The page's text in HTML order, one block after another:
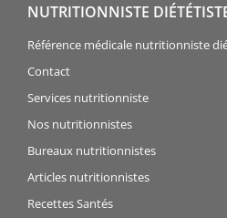
NUTRITIONNISTE
Référence médicale nutritionniste
Contact
Services nutritionniste
Nos nutritionnistes
Bureaux nutritionnistes
Articles nutritionnistes
Recettes Santés